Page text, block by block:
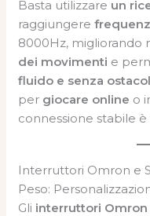
Basta utilizzare un
raggiungere
8000Hz, migliorando
dei movimenti e
fluido e senza
per giocare online o
connessione stabile
Interruttori Omron e
Peso:
Gli interruttori Omron